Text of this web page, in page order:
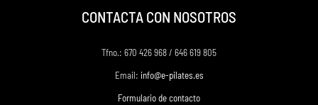
CONTACTA CON NOSOTROS
Tfno.: 670 426 968 / 646 619 805
Email: info@e-pilates.es
Formulario de contacto